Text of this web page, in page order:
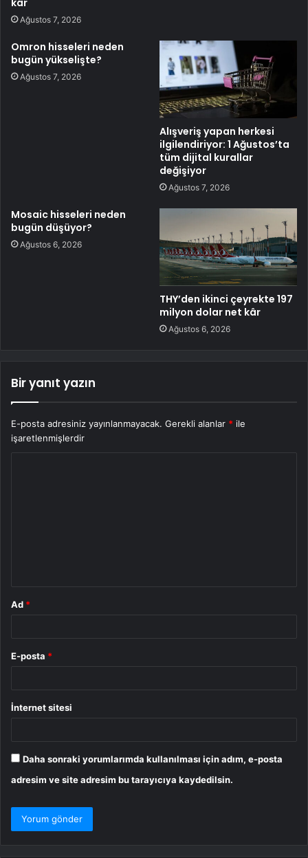
Ağustos 7, 2026
Omron hisseleri neden
bugün yükselişte?
Ağustos 7, 2026
Alışveriş yapan herkesi
ilgilendiriyor: 1 Ağustos’ta
tüm dijital kurallar
değişiyor
Ağustos 7, 2026
Mosaic hisseleri neden
bugün düşüyor?
Ağustos 6, 2026
THY’den ikinci çeyrekte 197
milyon dolar net kâr
Ağustos 6, 2026
Bir yanıt yazın
E-posta adresiniz yayınlanmayacak. Gerekli alanlar * ile
işaretlenmişlerdir
Ad *
E-posta *
İnternet sitesi
Daha sonraki yorumlarımda kullanılması için adım, e-posta
adresim ve site adresim bu tarayıcıya kaydedilsin.